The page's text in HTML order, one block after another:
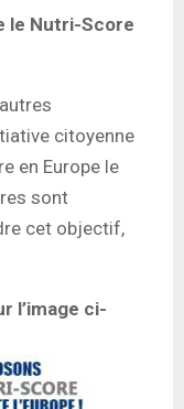
le Nutri-Score
citoyenne
en Europe le
sont
cet objectif,
l’image ci-